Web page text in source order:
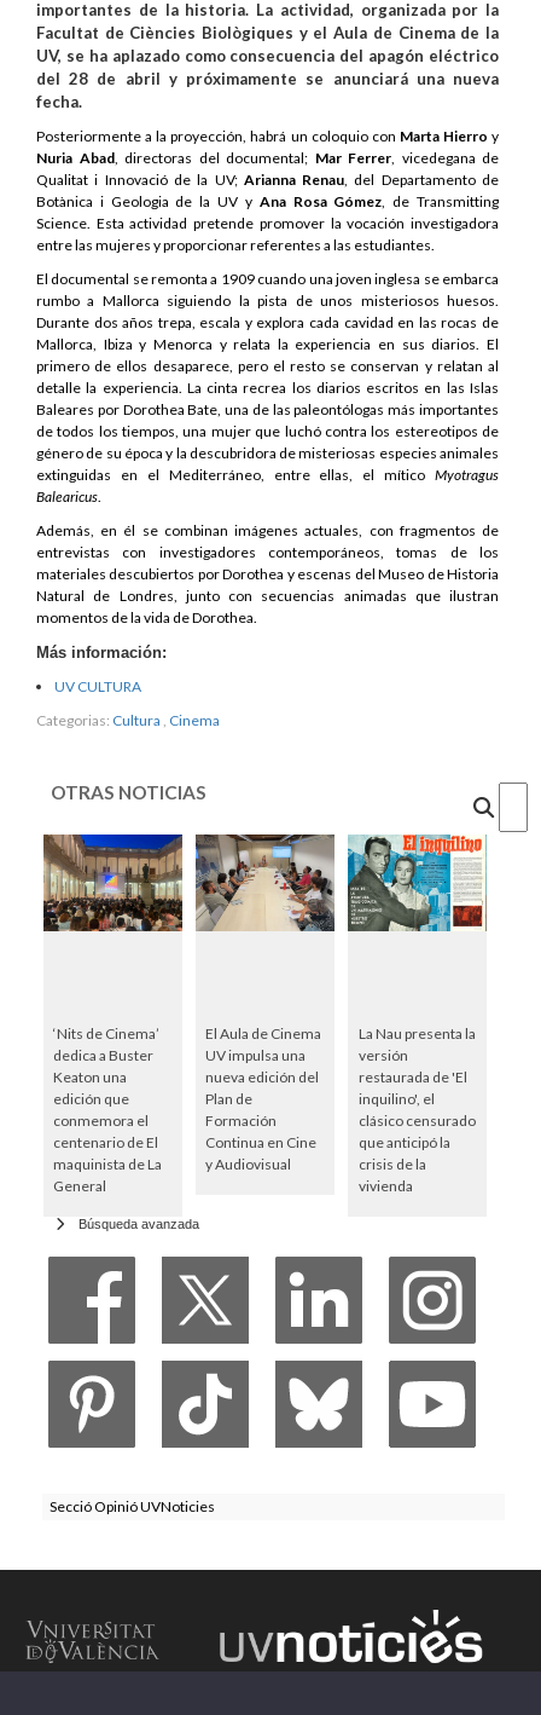
importantes de la historia. La actividad, organizada por la
Facultat de Ciències Biològiques y el Aula de Cinema de la
UV, se ha aplazado como consecuencia del apagón eléctrico
del 28 de abril y próximamente se anunciará una nueva
fecha.
Posteriormente a la proyección, habrá un coloquio con Marta Hierro y
Nuria Abad, directoras del documental; Mar Ferrer , vicedegana de
Qualitat i Innovació de la UV; Arianna Renau , del Departamento de
Botànica i Geologia de la UV y Ana Rosa Gómez , de Transmitting
Science. Esta actividad pretende promover la vocación investigadora
entre las mujeres y proporcionar referentes a las estudiantes.
El documental se remonta a 1909 cuando una joven inglesa se embarca
rumbo a Mallorca siguiendo la pista de unos misteriosos huesos.
Durante dos años trepa, escala y explora cada cavidad en las rocas de
Mallorca, Ibiza y Menorca y relata la experiencia en sus diarios. El
primero de ellos desaparece, pero el resto se conservan y relatan al
detalle la experiencia. La cinta recrea los diarios escritos en las Islas
Baleares por Dorothea Bate, una de las paleontólogas más importantes
de todos los tiempos, una mujer que luchó contra los estereotipos de
género de su época y la descubridora de misteriosas especies animales
extinguidas en el Mediterráneo, entre ellas, el mítico Myotragus
Balearicus
Además, en él se combinan imágenes actuales, con fragmentos de
entrevistas con investigadores contemporáneos, tomas de los
materiales descubiertos por Dorothea y escenas del Museo de Historia
Natural de Londres, junto con secuencias animadas que ilustran
momentos de la vida de Dorothea.
Más información:
UV CULTURA
Categorias: Cultura Cinema
OTRAS NOTICIAS
‘Nits de Cinema’
dedica a Buster
Keaton una
edición que
conmemora el
centenario de El
maquinista de La
General
El Aula de Cinema
UV impulsa una
nueva edición del
Plan de
Formación
Continua en Cine
y Audiovisual
La Nau presenta la
versión
restaurada de 'El
inquilino', el
clásico censurado
que anticipó la
crisis de la
vivienda
Búsqueda avanzada
Secció Opinió UVNoticies